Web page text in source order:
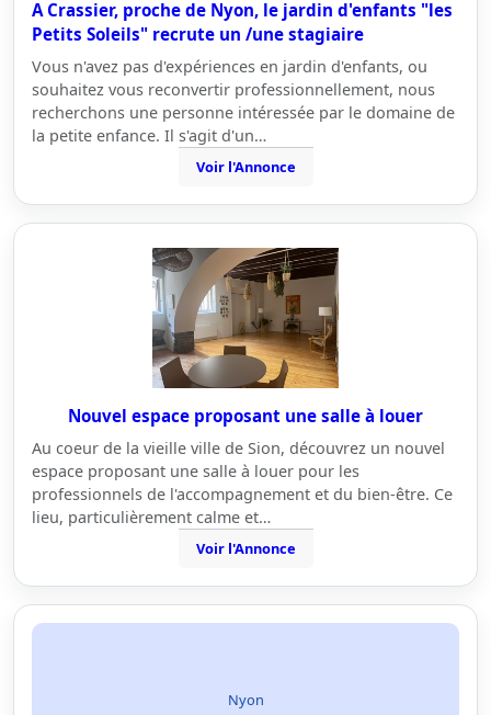
A Crassier, proche de Nyon, le jardin d'enfants "les
Petits Soleils" recrute un /une stagiaire
Vous n'avez pas d'expériences en jardin d'enfants, ou
souhaitez vous reconvertir professionnellement, nous
recherchons une personne intéressée par le domaine de
la petite enfance. Il s'agit d'un…
Voir l'Annonce
Nouvel espace proposant une salle à louer
Au coeur de la vieille ville de Sion, découvrez un nouvel
espace proposant une salle à louer pour les
professionnels de l'accompagnement et du bien-être. Ce
lieu, particulièrement calme et…
Voir l'Annonce
Nyon